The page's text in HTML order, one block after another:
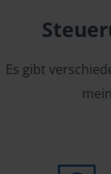
Es gibt